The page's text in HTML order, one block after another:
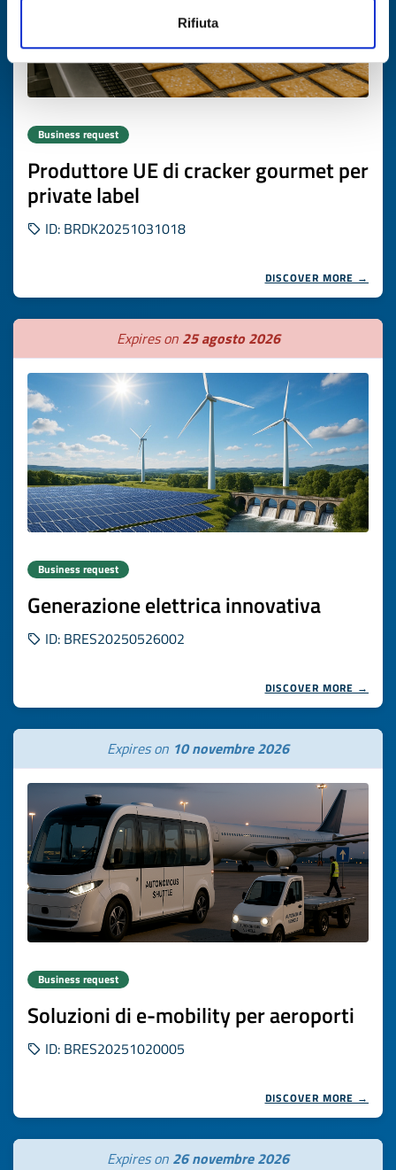
Rifiuta
Business request
Produttore UE di cracker gourmet per
private label
ID: BRDK20251031018
DISCOVER MORE →
Expires on 25 agosto 2026
Business request
Generazione elettrica innovativa
ID: BRES20250526002
DISCOVER MORE →
Expires on 10 novembre 2026
Business request
Soluzioni di e-mobility per aeroporti
ID: BRES20251020005
DISCOVER MORE →
Expires on 26 novembre 2026